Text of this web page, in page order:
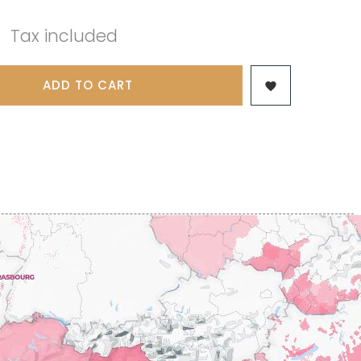
LIES
D'ANOST
GRILLOT
PONSOT JEAN-BAPTISTE
PONSOT LAURENT
RECCHIONE JEREMY
REMOISSENET
ROC BREÏA
ROSSIGNOL-TRAPET
ROTY JOSEPH
ROUGET PERE & FILS
ROULOT
ROULOT JEAN-MARC
ROUMIER CHRISTOPHE
Tax included
ADD TO CART 